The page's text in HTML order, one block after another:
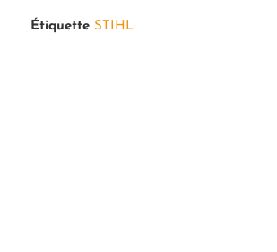
Étiquette STIHL